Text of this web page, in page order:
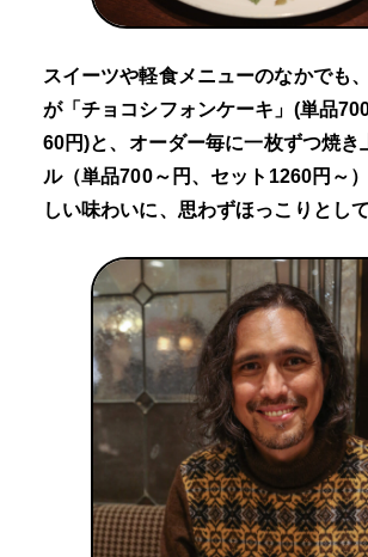
スイーツや軽食メニューのなかでも
が「チョコシフォンケーキ」(単品
60円)と、オーダー毎に一枚ずつ焼き
ル（単品700～円、セット1260円～
しい味わいに、思わずほっこりとし